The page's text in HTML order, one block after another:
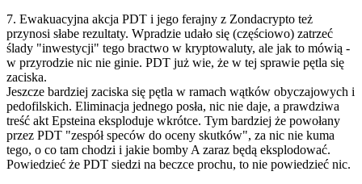
7. Ewakuacyjna akcja PDT i jego ferajny z Zondacrypto też
przynosi słabe rezultaty. Wpradzie udało się (częściowo) zatrzeć
ślady "inwestycji" tego bractwo w kryptowaluty, ale jak to mówią -
w przyrodzie nic nie ginie. PDT już wie, że w tej sprawie pętla się
zaciska.
Jeszcze bardziej zaciska się pętla w ramach wątków obyczajowych i
pedofilskich. Eliminacja jednego posła, nic nie daje, a prawdziwa
treść akt Epsteina eksploduje wkrótce. Tym bardziej że powołany
przez PDT "zespół speców do oceny skutków", za nic nie kuma
tego, o co tam chodzi i jakie bomby A zaraz będą eksplodować.
Powiedzieć że PDT siedzi na beczce prochu, to nie powiedzieć nic.